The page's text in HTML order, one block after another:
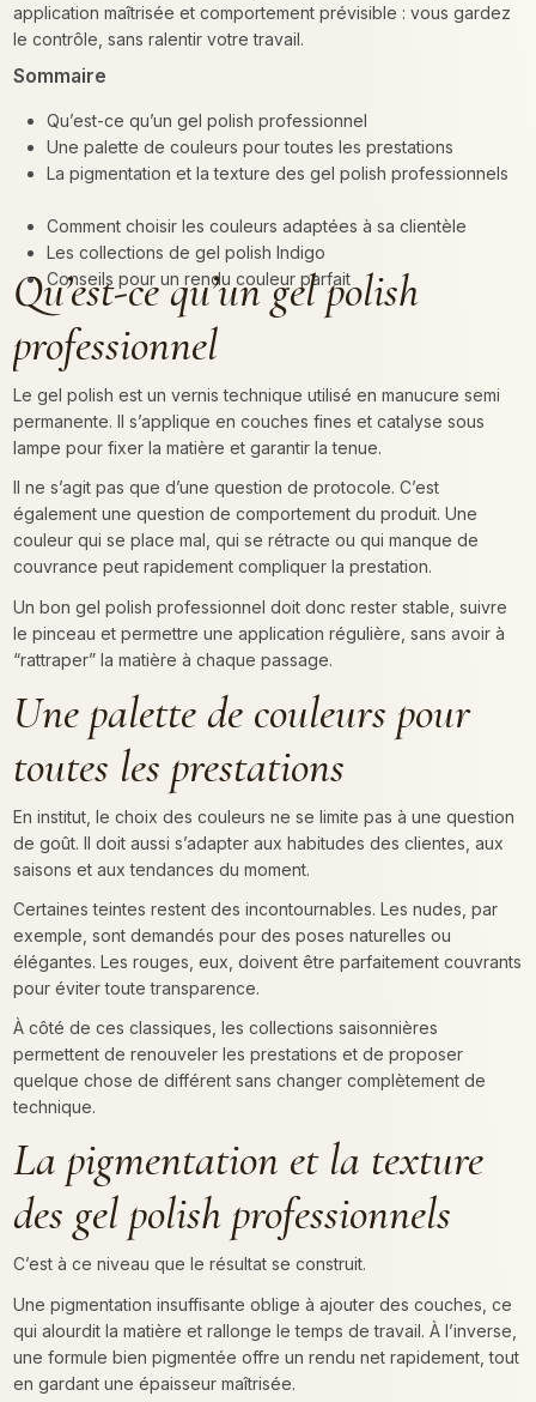
application maîtrisée et comportement prévisible : vous gardez
le contrôle, sans ralentir votre travail.
Sommaire
Qu’est-ce qu’un gel polish professionnel
Une palette de couleurs pour toutes les prestations
La pigmentation et la texture des gel polish professionnels
Comment choisir les couleurs adaptées à sa clientèle
Les collections de gel polish Indigo
Conseils pour un rendu couleur parfait
Qu’est-ce qu’un gel polish
professionnel
Le gel polish est un vernis technique utilisé en manucure semi
permanente. Il s’applique en couches fines et catalyse sous
lampe pour fixer la matière et garantir la tenue.
Il ne s’agit pas que d’une question de protocole. C’est
également une question de comportement du produit. Une
couleur qui se place mal, qui se rétracte ou qui manque de
couvrance peut rapidement compliquer la prestation.
Un bon gel polish professionnel doit donc rester stable, suivre
le pinceau et permettre une application régulière, sans avoir à
“rattraper” la matière à chaque passage.
Une palette de couleurs pour
toutes les prestations
En institut, le choix des couleurs ne se limite pas à une question
de goût. Il doit aussi s’adapter aux habitudes des clientes, aux
saisons et aux tendances du moment.
Certaines teintes restent des incontournables. Les nudes, par
exemple, sont demandés pour des poses naturelles ou
élégantes. Les rouges, eux, doivent être parfaitement couvrants
pour éviter toute transparence.
À côté de ces classiques, les collections saisonnières
permettent de renouveler les prestations et de proposer
quelque chose de différent sans changer complètement de
technique.
La pigmentation et la texture
des gel polish professionnels
C’est à ce niveau que le résultat se construit.
Une pigmentation insuffisante oblige à ajouter des couches, ce
qui alourdit la matière et rallonge le temps de travail. À l’inverse,
une formule bien pigmentée offre un rendu net rapidement, tout
en gardant une épaisseur maîtrisée.